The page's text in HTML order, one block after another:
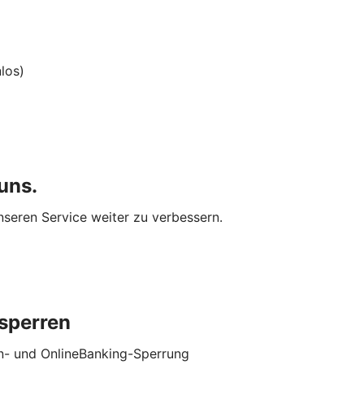
Service weiter zu verbessern.
und OnlineBanking-Sperrung